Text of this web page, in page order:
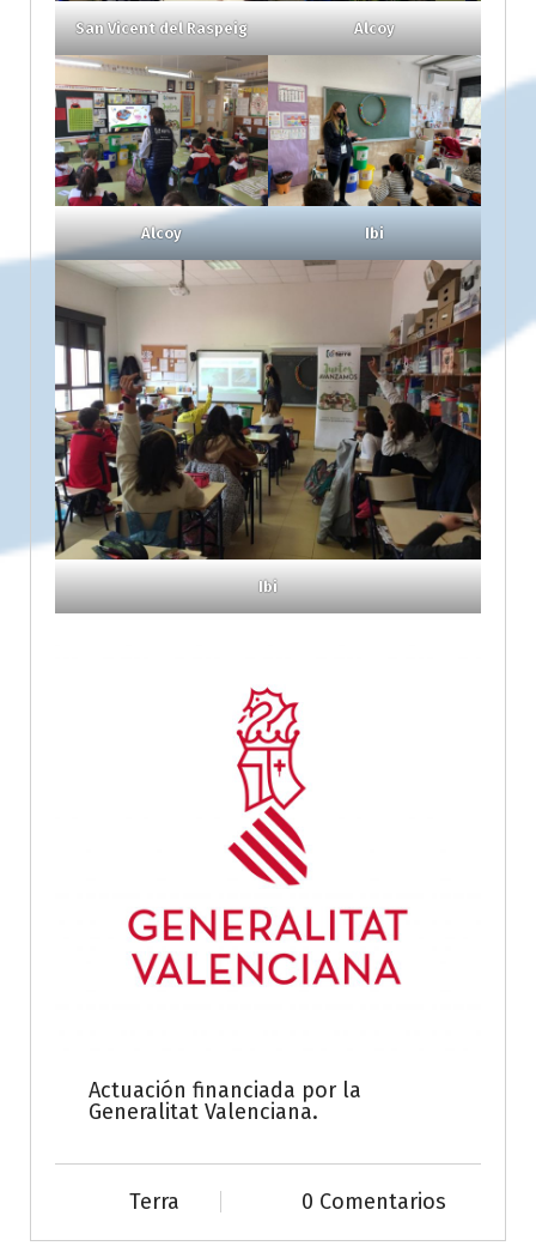
San Vicent del Raspeig Alcoy
Alcoy Ibi
Ibi
Actuación financiada por la
Generalitat Valenciana.
Terra 0 Comentarios